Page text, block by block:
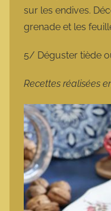
sur les endives.
grenade et les
5/ Déguster tiède
Recettes réalisées